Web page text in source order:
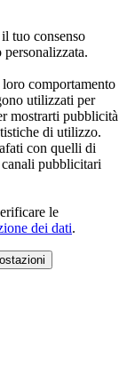
tuo consenso
comportamento
utilizzati per
mostrarti pubblicità
di utilizzo.
con quelli di
pubblicitari
le
dei dati.